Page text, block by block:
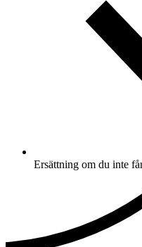
Ersättning om du inte